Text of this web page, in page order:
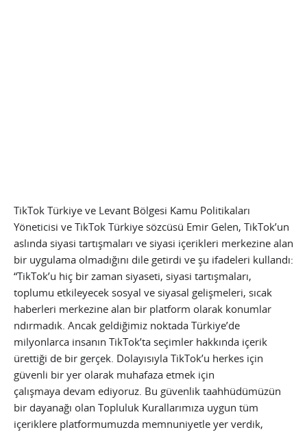
TikTok Türkiye ve Levant Bölgesi Kamu Politikaları
Yöneticisi ve TikTok Türkiye sözcüsü Emir Gelen, TikTok’un
aslında siyasi tartışmaları ve siyasi içerikleri merkezine alan
bir uygulama olmadığını dile getirdi ve şu ifadeleri kullandı:
“TikTok’u hiç bir zaman siyaseti, siyasi tartışmaları,
toplumu etkileyecek sosyal ve siyasal gelişmeleri, sıcak
haberleri merkezine alan bir platform olarak konumlar
ndırmadık. Ancak geldiğimiz noktada Türkiye’de
milyonlarca insanın TikTok’ta seçimler hakkında içerik
ürettiği de bir gerçek. Dolayısıyla TikTok’u herkes için
güvenli bir yer olarak muhafaza etmek için
çalışmaya devam ediyoruz. Bu güvenlik taahhüdümüzün
bir dayanağı olan Topluluk Kurallarımıza uygun tüm
içeriklere platformumuzda memnuniyetle yer verdik,